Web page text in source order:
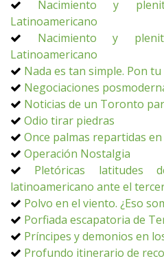
Nacimiento y
Latinoamericano
Nacimiento y
Latinoamericano
Nada es tan simple. Pon
Negociaciones
Noticias de un Toronto
Odio tirar piedras
Once palmas repartidas en
Operación Nostalgia
Pletóricas
latinoamericano ante el
Polvo en el viento. ¿Eso
Porfiada escapatoria de
Príncipes y demonios en
Profundo itinerario de